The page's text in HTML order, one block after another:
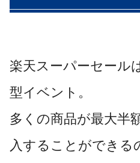
楽天スーパーセール
型イベント。
多くの商品が最大半
入することができる